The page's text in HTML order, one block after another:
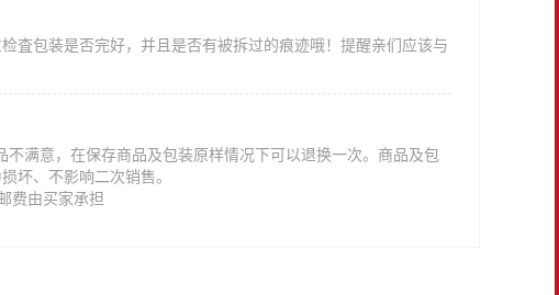
査包装是否完好，并且是否有被拆过的痕迹哦！提醒亲们应该与
满意，在保存商品及包装原样情况下可以退换一次。商品及包
坏、不影响二次销售。
费由买家承担